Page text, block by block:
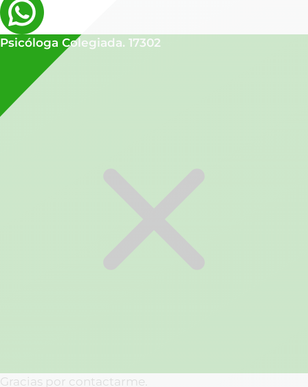
Psicóloga Colegiada. 17302
Gracias por contactarme.